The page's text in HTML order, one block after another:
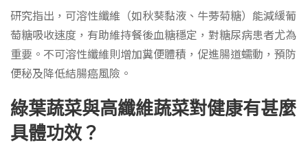
研究指出，可溶性纖維（如秋葵黏液、牛蒡菊糖）能減緩葡
萄糖吸收速度，有助維持餐後血糖穩定，對糖尿病患者尤為
重要。不可溶性纖維則增加糞便體積，促進腸道蠕動，預防
便秘及降低結腸癌風險。
綠葉蔬菜與高纖維蔬菜對健康有甚麼
具體功效？